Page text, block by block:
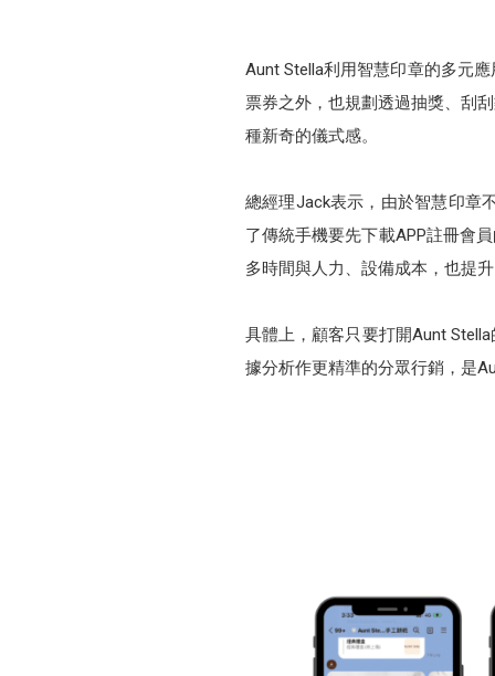
Aunt Stella利用智慧印章的多元
票券之外，也規劃透過抽獎、刮
種新奇的儀式感。
總經理Jack表示，由於智慧印章
了傳統手機要先下載APP註冊會
多時間與人力、設備成本，也提
具體上，顧客只要打開Aunt
據分析作更精準的分眾行銷，是